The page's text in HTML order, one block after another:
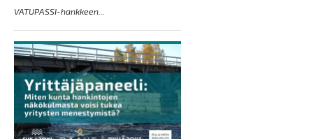
VATUPASSI-hankkeen...